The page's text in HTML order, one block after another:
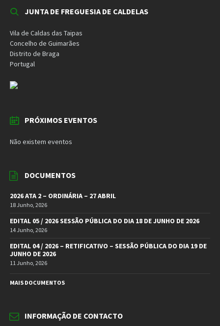
JUNTA DE FREGUESIA DE CALDELAS
Vila de Caldas das Taipas
Concelho de Guimarães
Distrito de Braga
Portugal
PRÓXIMOS EVENTOS
Não existem eventos
DOCUMENTOS
2026 ATA 2 – ORDINÁRIA – 27 ABRIL
18 Junho, 2026
EDITAL 05 / 2026 SESSÃO PÚBLICA DO DIA 18 DE JUNHO DE 2026
14 Junho, 2026
EDITAL 04 / 2026 – RETIFICATIVO – SESSÃO PÚBLICA DO DIA 19 DE
JUNHO DE 2026
11 Junho, 2026
MAIS DOCUMENTOS
INFORMAÇÃO DE CONTACTO